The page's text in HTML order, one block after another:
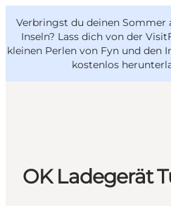
Verbringst du deinen Sommer
Inseln? Lass dich von der
kleinen Perlen von Fyn und den
kostenlos
Outdoor & bike
Essen & trinken
VisitFyn
Deutsch
OK Ladegerät